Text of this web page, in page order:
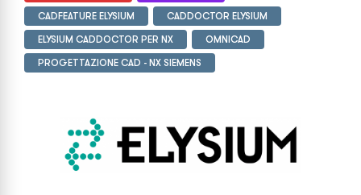
CADFEATURE ELYSIUM
CADDOCTOR ELYSIUM
ELYSIUM CADDOCTOR PER NX
OMNICAD
PROGETTAZIONE CAD - NX SIEMENS